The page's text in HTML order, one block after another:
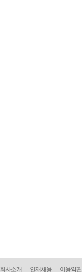
회사소개 인재채용 이용약관